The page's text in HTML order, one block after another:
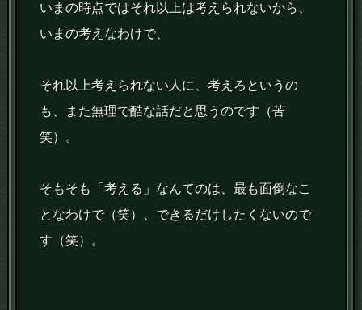
いまの時点ではそれ以上は考えられないから、
いまの考えなわけで、
それ以上考えられない人に、考えろというの
も、また無理で酷な話だと思うのです（苦
笑）。
そもそも「考える」なんてのは、最も面倒なこ
となわけで（笑）、できるだけしたくないので
す（笑）。